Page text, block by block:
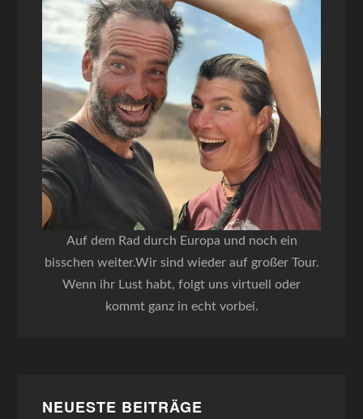
Auf dem Rad durch Europa und noch ein
bisschen weiter.Wir sind wieder auf großer Tour.
Wenn ihr Lust habt, folgt uns virtuell oder
kommt ganz in echt vorbei.
NEUESTE BEITRÄGE